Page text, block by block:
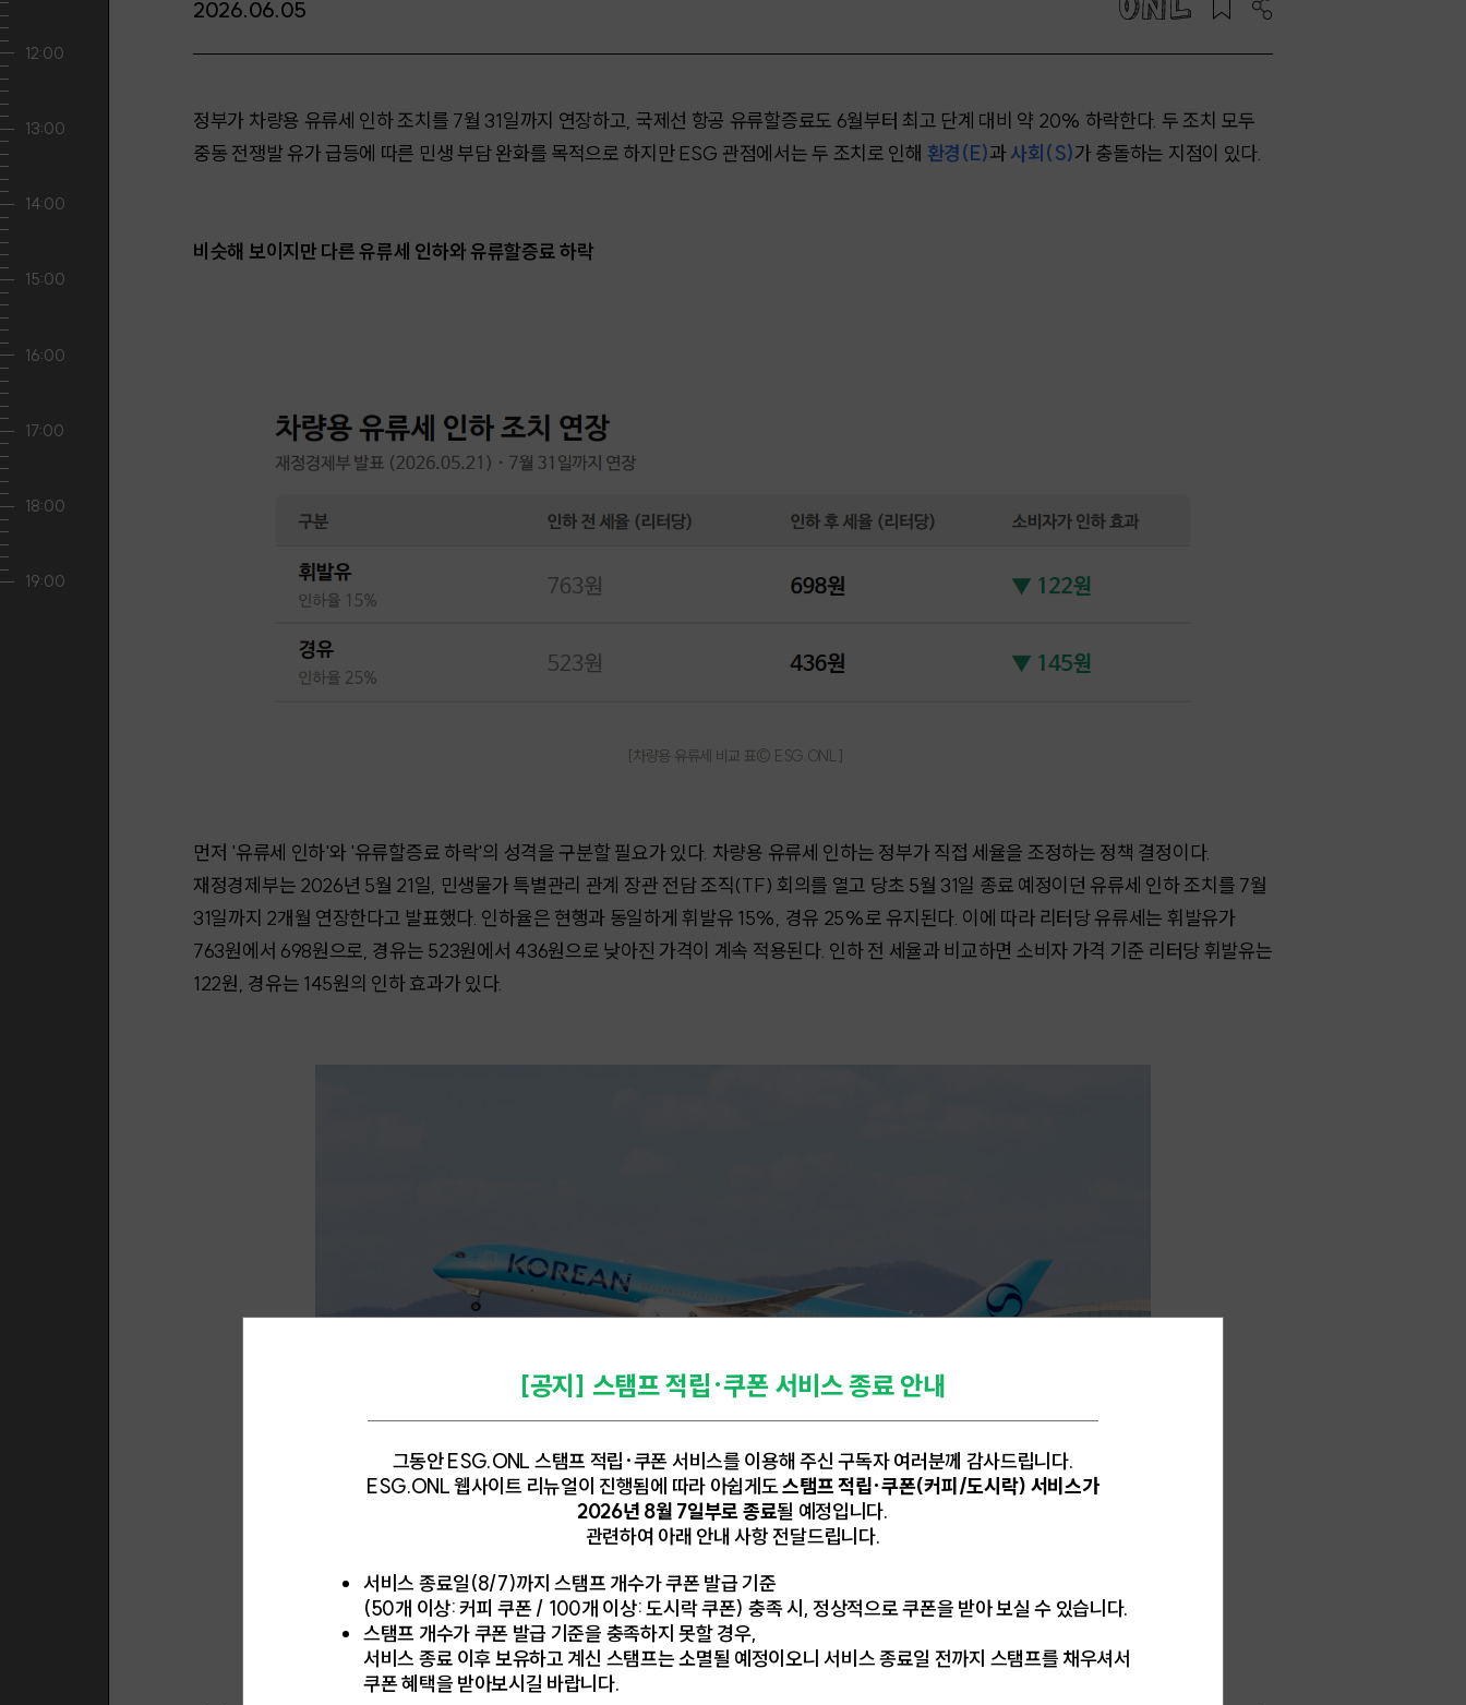
2026.06.05
정부가 차량용 유류세 인하 조치를 7월 31일까지 연장하고, 국제선 항공 유류할증료도 6월부터 최고 단계 대비 약 20% 하락한다. 두 조치 모두
중동 전쟁발 유가 급등에 따른 민생 부담 완화를 목적으로 하지만 ESG 관점에서는 두 조치로 인해 환경(E)과사회(S)가 충돌하는 지점이 있다.
비슷해 보이지만 다른 유류세 인하와 유류할증료 하락
[차량용 유류세 비교 표© ESG.ONL]
먼저 '유류세 인하'와 '유류할증료 하락'의 성격을 구분할 필요가 있다. 차량용 유류세 인하는 정부가 직접 세율을 조정하는 정책 결정이다.
재정경제부는 2026년 5월 21일, 민생물가 특별관리 관계 장관 전담 조직(TF) 회의를 열고 당초 5월 31일 종료 예정이던 유류세 인하 조치를 7월
31일까지 2개월 연장한다고 발표했다. 인하율은 현행과 동일하게 휘발유 15%, 경유 25%로 유지된다. 이에 따라 리터당 유류세는 휘발유가
763원에서 698원으로, 경유는 523원에서 436원으로 낮아진 가격이 계속 적용된다. 인하 전 세율과 비교하면 소비자 가격 기준 리터당 휘발유는
122원, 경유는 145원의 인하 효과가 있다.
[대한항공 보잉 787-10©대한항공 공식홈페이지
[공지] 스탬프 적립·쿠폰 서비스 종료 안내
그동안 ESG.ONL 스탬프 적립·쿠폰 서비스를 이용해 주신 구독자 여러분께 감사드립니다.
ESG.ONL 웹사이트 리뉴얼이 진행됨에 따라 아쉽게도스탬프 적립·쿠폰(커피/도시락) 서비스가
2026년 8월 7일부로 종료될 예정입니다.
관련하여 아래 안내 사항 전달드립니다.
서비스 종료일(8/7)까지 스탬프 개수가 쿠폰 발급 기준
(50개 이상: 커피 쿠폰 / 100개 이상: 도시락 쿠폰) 충족 시, 정상적으로 쿠폰을 받아 보실 수 있습니다.
스탬프 개수가 쿠폰 발급 기준을 충족하지 못할 경우,
서비스 종료 이후 보유하고 계신 스탬프는 소멸될 예정이오니 서비스 종료일 전까지 스탬프를 채우셔서
쿠폰 혜택을 받아보시길 바랍니다.